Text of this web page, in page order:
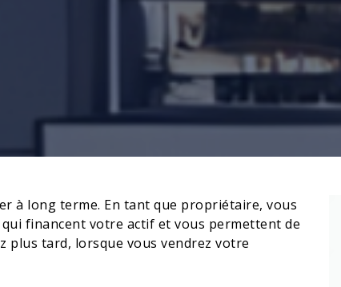
à long terme. En tant que propriétaire, vous
financent votre actif et vous permettent de
plus tard, lorsque vous vendrez votre